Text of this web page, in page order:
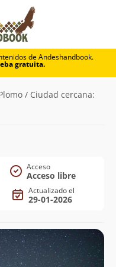
de Andeshandbook.
gratuita.
/ Ciudad cercana:
Acceso
Acceso libre
Actualizado el
29-01-2026